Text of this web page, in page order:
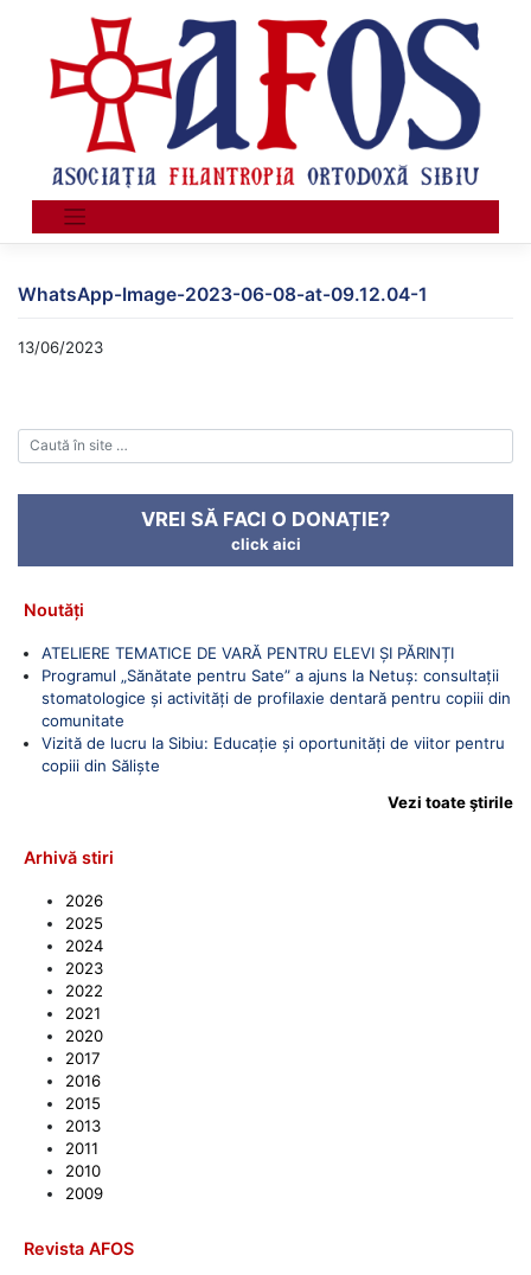
content
WhatsApp-Image-2023-06-08-at-09.12.04-1
13/06/2023
VREI SĂ FACI O DONAȚIE?
click aici
Noutăți
ATELIERE TEMATICE DE VARĂ PENTRU ELEVI ȘI PĂRINȚI
Programul „Sănătate pentru Sate” a ajuns la Netuș: consultații
stomatologice și activități de profilaxie dentară pentru copiii din
comunitate
Vizită de lucru la Sibiu: Educație și oportunități de viitor pentru
copiii din Săliște
Vezi toate ştirile
Arhivă stiri
2026
2025
2024
2023
2022
2021
2020
2017
2016
2015
2013
2011
2010
2009
Revista AFOS